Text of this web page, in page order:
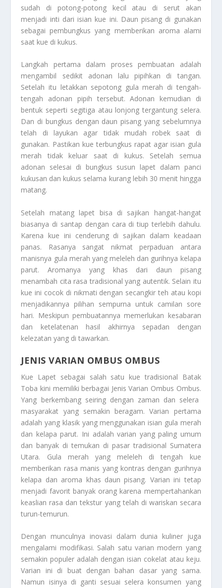
sudah di potong-potong kecil atau di serut akan
menjadi inti dari isian kue ini. Daun pisang di gunakan
sebagai pembungkus yang memberikan aroma alami
saat kue di kukus.
Langkah pertama dalam proses pembuatan adalah
mengambil sedikit adonan lalu pipihkan di tangan.
Setelah itu letakkan sepotong gula merah di tengah-
tengah adonan pipih tersebut. Adonan kemudian di
bentuk seperti segitiga atau lonjong tergantung selera.
Dan di bungkus dengan daun pisang yang sebelumnya
telah di layukan agar tidak mudah robek saat di
gunakan. Pastikan kue terbungkus rapat agar isian gula
merah tidak keluar saat di kukus. Setelah semua
adonan selesai di bungkus susun lapet dalam panci
kukusan dan kukus selama kurang lebih 30 menit hingga
matang.
Setelah matang lapet bisa di sajikan hangat-hangat
biasanya di santap dengan cara di tiup terlebih dahulu.
Karena kue ini cenderung di sajikan dalam keadaan
panas. Rasanya sangat nikmat perpaduan antara
manisnya gula merah yang meleleh dan gurihnya kelapa
parut. Aromanya yang khas dari daun pisang
menambah cita rasa tradisional yang autentik. Selain itu
kue ini cocok di nikmati dengan secangkir teh atau kopi
menjadikannya pilihan sempurna untuk camilan sore
hari. Meskipun pembuatannya memerlukan kesabaran
dan ketelatenan hasil akhirnya sepadan dengan
kelezatan yang di tawarkan.
JENIS VARIAN OMBUS OMBUS
Kue Lapet sebagai salah satu kue tradisional Batak
Toba kini memiliki berbagai Jenis Varian Ombus Ombus.
Yang berkembang seiring dengan zaman dan selera
masyarakat yang semakin beragam. Varian pertama
adalah yang klasik yang menggunakan isian gula merah
dan kelapa parut. Ini adalah varian yang paling umum
dan banyak di temukan di pasar tradisional Sumatera
Utara. Gula merah yang meleleh di tengah kue
memberikan rasa manis yang kontras dengan gurihnya
kelapa dan aroma khas daun pisang. Varian ini tetap
menjadi favorit banyak orang karena mempertahankan
keaslian rasa dan tekstur yang telah di wariskan secara
turun-temurun.
Dengan munculnya inovasi dalam dunia kuliner juga
mengalami modifikasi. Salah satu varian modern yang
semakin populer adalah dengan isian cokelat atau keju.
Varian ini di buat dengan bahan dasar yang sama.
Namun isinya di ganti sesuai selera konsumen yang